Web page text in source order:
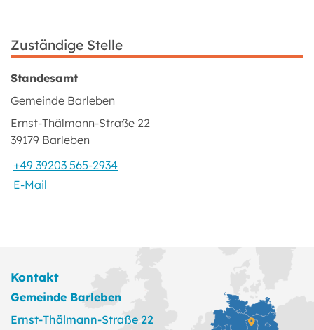
Zuständige Stelle
Standesamt
Gemeinde Barleben
Ernst-Thälmann-Straße 22
39179 Barleben
+49 39203 565-2934
E-Mail
Kontakt
Gemeinde Barleben
Ernst-Thälmann-Straße 22